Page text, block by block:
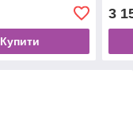
Купити
3